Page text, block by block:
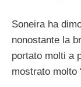
Soneira ha
nonostante la
portato molti a
mostrato molto